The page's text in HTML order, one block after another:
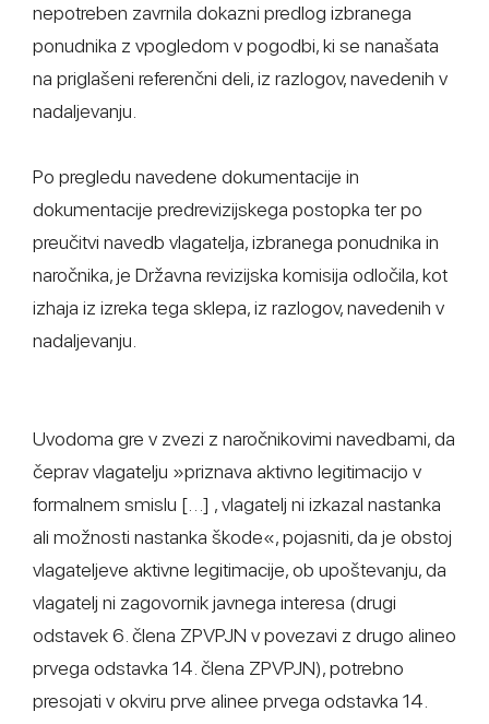
nepotreben zavrnila dokazni predlog izbranega
ponudnika z vpogledom v pogodbi, ki se nanašata
na priglašeni referenčni deli, iz razlogov, navedenih v
nadaljevanju.
Po pregledu navedene dokumentacije in
dokumentacije predrevizijskega postopka ter po
preučitvi navedb vlagatelja, izbranega ponudnika in
naročnika, je Državna revizijska komisija odločila, kot
izhaja iz izreka tega sklepa, iz razlogov, navedenih v
nadaljevanju.
Uvodoma gre v zvezi z naročnikovimi navedbami, da
čeprav vlagatelju »priznava aktivno legitimacijo v
formalnem smislu […] , vlagatelj ni izkazal nastanka
ali možnosti nastanka škode«, pojasniti, da je obstoj
vlagateljeve aktivne legitimacije, ob upoštevanju, da
vlagatelj ni zagovornik javnega interesa (drugi
odstavek 6. člena ZPVPJN v povezavi z drugo alineo
prvega odstavka 14. člena ZPVPJN), potrebno
presojati v okviru prve alinee prvega odstavka 14.